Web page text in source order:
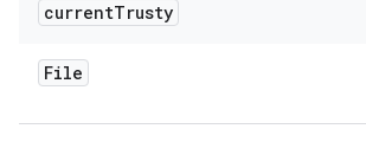
currentTrusty
File